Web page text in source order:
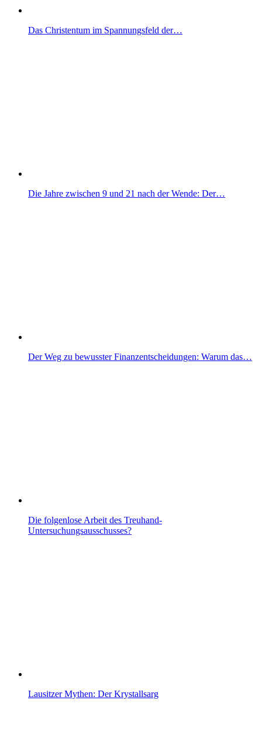
Das Christentum im Spannungsfeld der…
Die Jahre zwischen 9 und 21 nach der Wende: Der…
Der Weg zu bewusster Finanzentscheidungen: Warum das…
Die folgenlose Arbeit des Treuhand-
Untersuchungsausschusses?
Lausitzer Mythen: Der Krystallsarg